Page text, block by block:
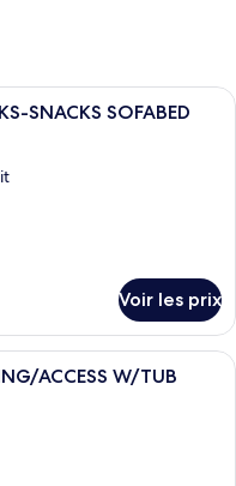
chambre d’hôtel avec un
SNACKS SOFABED
Voir les prix
chambre d’hôtel comprenant
ACCESS W/TUB